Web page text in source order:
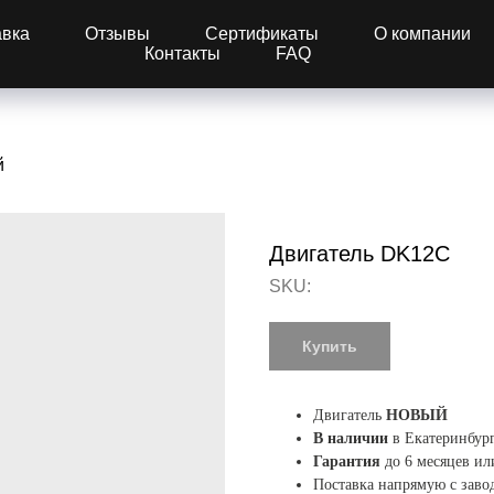
Отзывы Сертификаты
О компании
Контакты
FAQ
Двигатель DK12C
SKU:
Купить
Двигатель НОВЫЙ
В наличии в
Гарантия до 6 месяцев
Поставка напрямую с